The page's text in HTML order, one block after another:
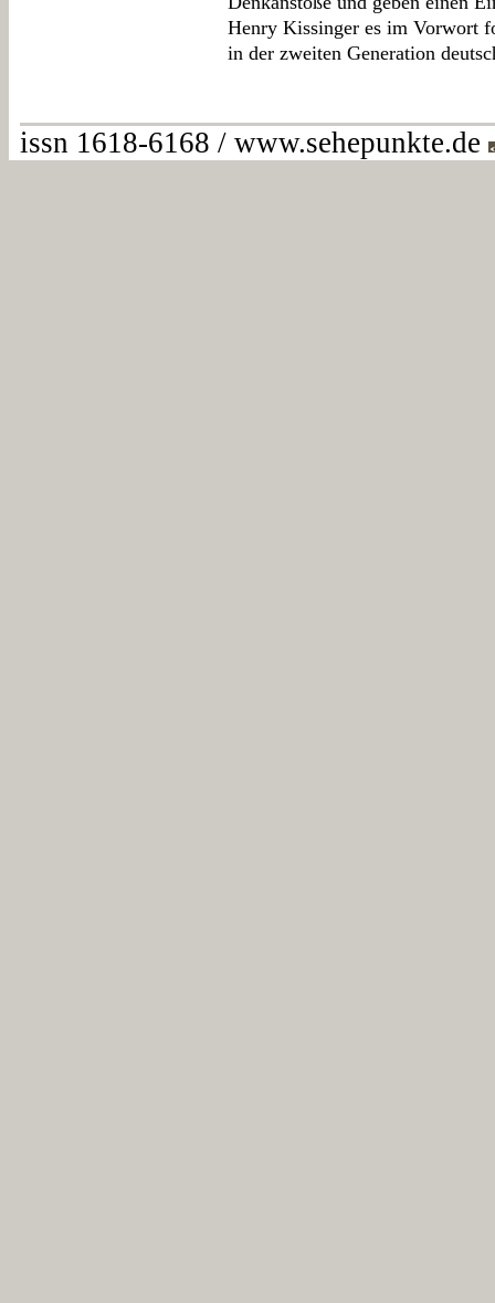
Henry Kissinger es im Vorwort
in der zweiten Generation
issn 1618-6168 / www.sehepunkte.de